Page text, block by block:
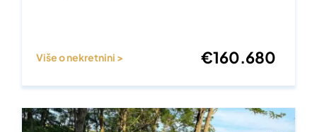
Više o nekretnini > €160.680